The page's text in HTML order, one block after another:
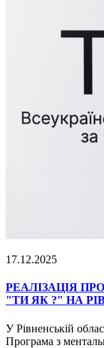
17.12.2025
РЕАЛІЗАЦІЯ
"ТИ ЯК ?" НА
У Рівненській
Програма з